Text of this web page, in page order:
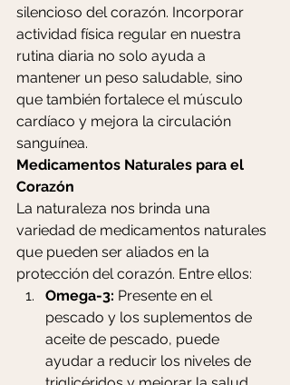
silencioso del corazón. Incorporar
actividad física regular en nuestra
rutina diaria no solo ayuda a
mantener un peso saludable, sino
que también fortalece el músculo
cardíaco y mejora la circulación
sanguínea.
Medicamentos Naturales para el
Corazón
La naturaleza nos brinda una
variedad de medicamentos naturales
que pueden ser aliados en la
protección del corazón. Entre ellos:
Omega-3: Presente en el
pescado y los suplementos de
aceite de pescado, puede
ayudar a reducir los niveles de